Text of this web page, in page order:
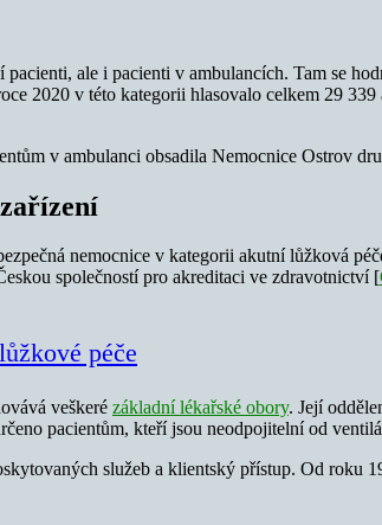
ale i pacienti v ambulancích. Tam se
2020 v této kategorii hlasovalo celkem 29
v ambulanci obsadila Nemocnice Ostrov
nemocnice v kategorii akutní lůžková
společností pro akreditaci ve zdravotnictví [
péče
veškeré základní lékařské obory. Její
pacientům, kteří jsou neodpojitelní od
služeb a klientský přístup. Od roku